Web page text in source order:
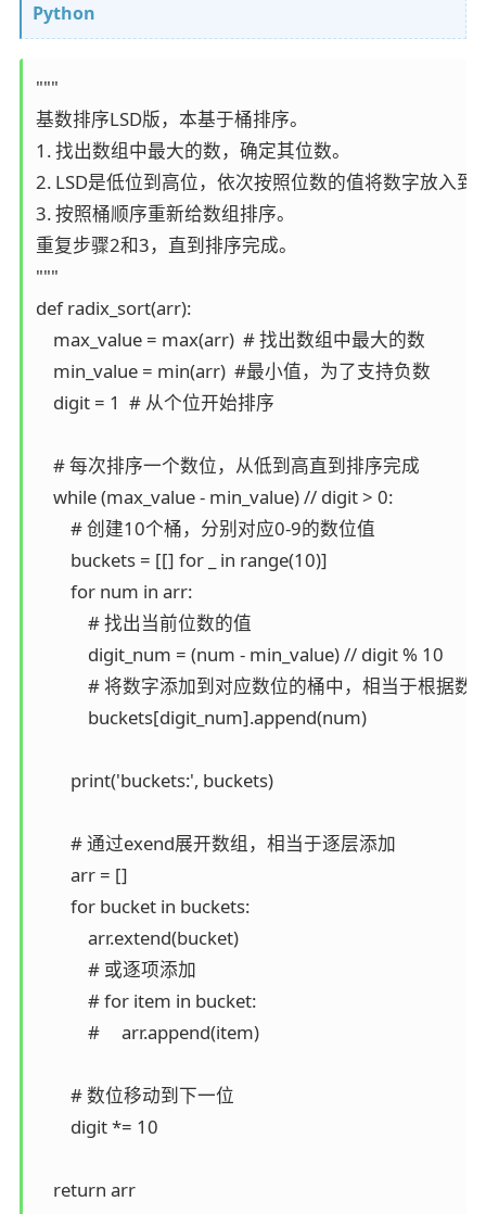
Python
"""
基数排序LSD版，本基于桶排序。
1. 找出数组中最大的数，确定其位数。
2. LSD是低位到高位，依次按照位数的值将数字放入到
3. 按照桶顺序重新给数组排序。
重复步骤2和3，直到排序完成。
"""
def radix_sort(arr):
    max_value = max(arr)  # 找出数组中最大的数
    min_value = min(arr)  #最小值，为了支持负数
    digit = 1  # 从个位开始排序
    # 每次排序一个数位，从低到高直到排序完成
    while (max_value - min_value) // digit > 0:
        # 创建10个桶，分别对应0-9的数位值
        buckets = [[] for _ in range(10)]
        for num in arr:
            # 找出当前位数的值
            digit_num = (num - min_value) // digit % 10
# 将数字添加到对应数位的桶中，相当于根据数
            buckets[digit_num].append(num)
        print('buckets:', buckets)
        # 通过exend展开数组，相当于逐层添加
        arr = []
        for bucket in buckets:
            arr.extend(bucket)
            # 或逐项添加
            # for item in bucket:
            #     arr.append(item)
        # 数位移动到下一位
        digit *= 10
    return arr